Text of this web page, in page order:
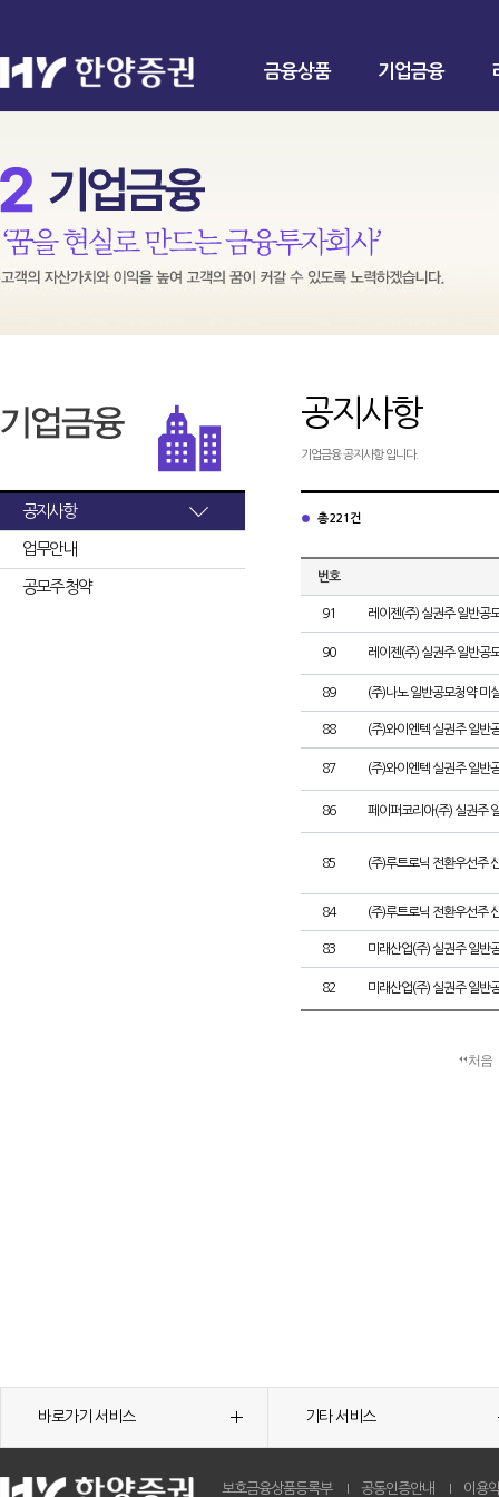
금융상품 기업금융
공지사항
업무안내
공모주 청약
공지사항
기업금융 공지사항 입니다.
총 221건
번호
91 레이젠(주) 실권주 일반공
90 레이젠(주) 실권주 일반공
89 (주)나노 일반공모청약 미
88 (주)와이엔텍 실권주 일반
87 (주)와이엔텍 실권주 일반
86 페이퍼코리아(주) 실권주
85 (주)루트로닉 전환우선주
84 (주)루트로닉 전환우선주
83 미래산업(주) 실권주 일반
82 미래산업(주) 실권주 일반
처음
바로가기 서비스 기타 서비스
보호금융상품등록부 공동인증안내 이용